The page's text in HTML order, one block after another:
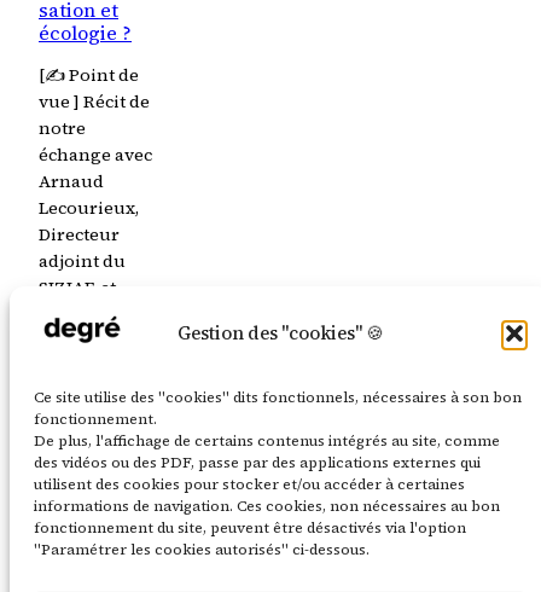
Gestion des "cookies" 🍪
Ce site utilise des "cookies" dits fonctionnels, nécessaires à son bon
fonctionnement.
De plus, l'affichage de certains contenus intégrés au site, comme
des vidéos ou des PDF, passe par des applications externes qui
utilisent des cookies pour stocker et/ou accéder à certaines
informations de navigation. Ces cookies, non nécessaires au bon
fonctionnement du site, peuvent être désactivés via l'option
"Paramétrer les cookies autorisés" ci-dessous.
sation et
écologie ?
[✍️ Point de
vue ] Récit de
notre
échange avec
Arnaud
Lecourieux,
Directeur
adjoint du
SIZIAF, et
Hervé
Stockman,
Pôle de vie
du SIZIAF,
autour des
enjeux
industriels et
écologiques.
24 juin 2025